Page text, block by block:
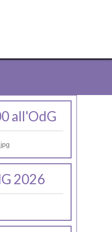
all'OdG
2026